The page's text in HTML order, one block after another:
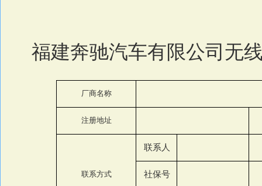
福建奔驰汽车有限公司无
厂商名称
注册地址
联系方式
联系人
社保号